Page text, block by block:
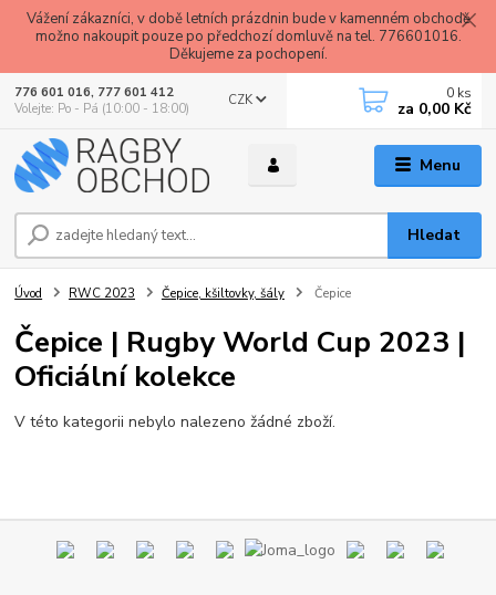
Vážení zákazníci, v době letních prázdnin bude v kamenném obchodě
možno nakoupit pouze po předchozí domluvě na tel. 776601016.
Děkujeme za pochopení.
Menu
CZK
Hledat
776 601 016, 777 601 412
Volejte: Po - Pá (10:00 - 18:00)
0 ks
za 0,00 Kč
Úvod RWC 2023 Čepice, kšiltovky, šály Čepice
Čepice | Rugby World Cup 2023 |
Oficiální kolekce
V této kategorii nebylo nalezeno žádné zboží.